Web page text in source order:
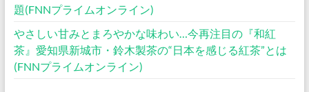
題(FNNプライムオンライン)
やさしい甘みとまろやかな味わい…今再注目の『和紅
茶』愛知県新城市・鈴木製茶の“日本を感じる紅茶”とは
(FNNプライムオンライン)